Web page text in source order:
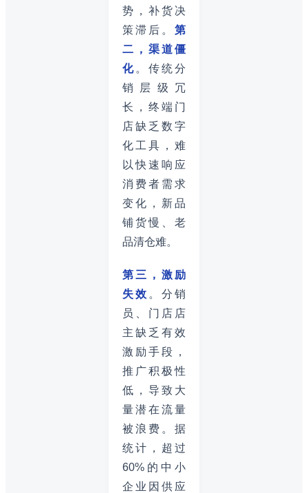
势，补货决
策滞后。 第
二，渠道僵
化 。传统分
销层级冗
长，终端门
店缺乏数字
化工具，难
以快速响应
消费者需求
变化，新品
铺货慢、老
品清仓难。
第三，激励
失效 。分销
员、门店店
主缺乏有效
激励手段，
推广积极性
低，导致大
量潜在流量
被浪费。据
统计，超过
60%的中小
企业因供应